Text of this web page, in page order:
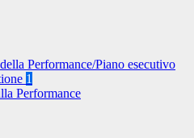
Performance/Piano esecutivo
1
Performance